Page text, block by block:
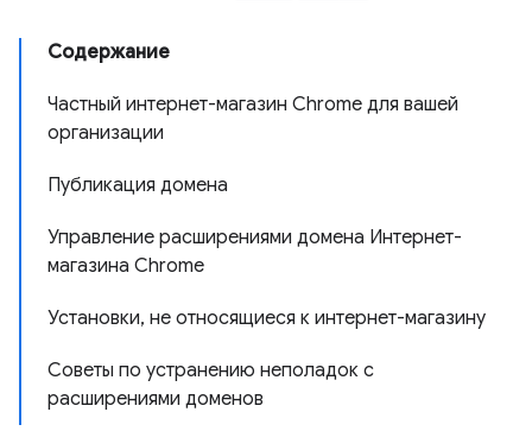
Содержание
Частный интернет-магазин Chrome для вашей
организации
Публикация домена
Управление расширениями домена Интернет-
магазина Chrome
Установки, не относящиеся к интернет-магазину
Советы по устранению неполадок с
расширениями доменов